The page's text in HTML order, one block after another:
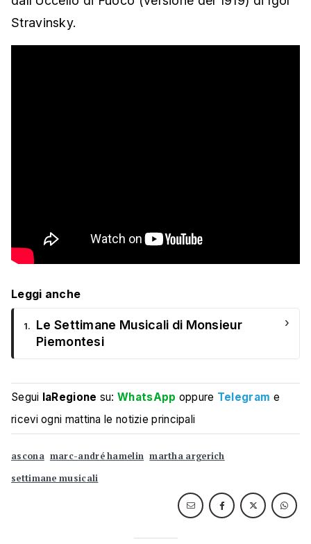
Stravinsky.
Leggi anche
1.
Le Settimane Musicali di Monsieur
Piemontesi
›
Segui laRegione su:WhatsApp oppure Telegram e
ricevi ogni mattina le notizie principali
ascona marc-andré hamelin martha argerich
settimane musicali